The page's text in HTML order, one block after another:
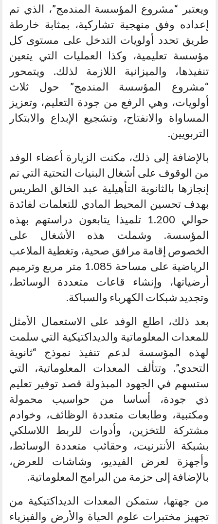
ويعتبر “مشروع المؤسسة المندمج”، الذي تم
إعداده وفق منهجية تشاركية، بمثابة خارطة
طريق تحدد أولويات التدخل على مستوى كل
مؤسسة تعليمية، وكذا العمليات التي يتعين
تنفيذها، والميزانية اللازمة لذلك. ويتمحور
“مشروع المؤسسة المندمج” حول ثلاث
أولويات، وهي الرفع من جودة التعليم، وتعزيز
المساواة والانفتاح، وتشجيع الإبداع والابتكار
التربويين.
بالإضافة إلى ذلك، مكنت الزيارة أعضاء الوفد
من الوقوف على أشغال البنيات التحتية التي تم
إنجازها بالثانوية التأهيلية عبد الخالق الطريس
بهدف تحسين المحيط المادي للتعلمات لفائدة
حوالي 1.200 تلميذا يتابعون دراستهم بهذه
المؤسسة. وشملت هذه الأشغال على
الخصوص إقامة مرافق صحية، وتغطية الملاعب
الرياضية على مساحة 1.085 متر مربع وترميم
أرضياتها، وإنشاء قاعات متعددة الوسائط،
وتجديد شبكات الكهرباء والسباكة.
بعد ذلك، اطلع الوفد على الاستعمال الأمثل
للمعدات المعلوماتية والديداكتيكية التي سلمت
لهذه المؤسسة لدعم تنفيذ نموذج “ثانوية
التحدي”. وتتألف المعدات المعلوماتية، التي
ستسهم في الجهود المبذولة قصد توفير تعليم
ذي جودة، أساسا من حواسيب محمولة
ومكتبية، وطابعات متعددة الوظائف، وخوادم
مشتركة للتخزين، وأدوات للربط اللاسلكي
بشبكة الأنترنيت، وحقائب متعددة الوسائط،
وأجهزة لعرض الفيديو، وشاشات للعرض،
بالإضافة إلى حزمة من البرامج المعلوماتية.
من جهتها، ستمكن المعدات الديداكتيكية من
تجهيز مختبرات علوم الحياة والأرض والفيزياء